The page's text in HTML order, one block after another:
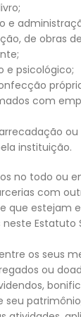
e
de obras
e psicológico;
com
instituição.
no todo ou
com
que estejam
Estatuto
os seus
ou
seu